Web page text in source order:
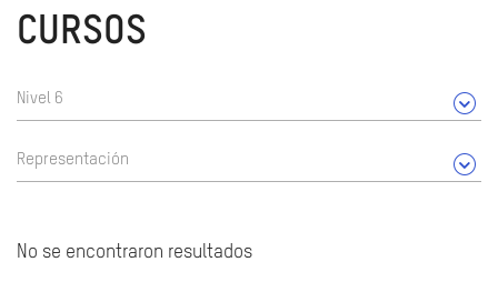
CURSOS
Nivel 6
Representación
No se encontraron resultados